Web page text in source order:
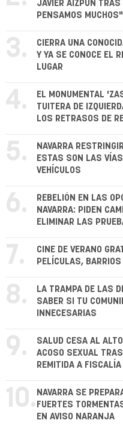
JAVIER AIZPÚN
PENSAMOS MUCHOS"
3.
CIERRA UNA
Y YA SE CONOCE EL
LUGAR
4.
EL MONUMENTAL
TUITERA DE
LOS RETRASOS DE
5.
NAVARRA
ESTAS SON LAS
VEHÍCULOS
6.
REBELIÓN EN LAS
NAVARRA: PIDEN
ELIMINAR LAS
7.
CINE DE VERANO
PELÍCULAS,
8.
LA TRAMPA DE LAS
SABER SI TU
INNECESARIAS
9.
SALUD CESA AL
ACOSO SEXUAL
REMITIDA A FISCALÍA
10. NAVARRA SE
FUERTES
EN AVISO NARANJA